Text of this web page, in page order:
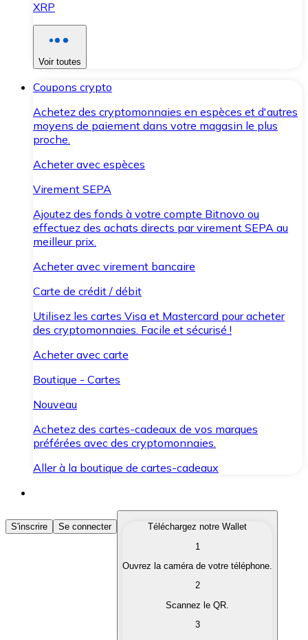
XRP
Voir toutes
Coupons crypto
Achetez des cryptomonnaies en espèces et d'autres
moyens de paiement dans votre magasin le plus
proche.
Acheter avec espèces
Virement SEPA
Ajoutez des fonds à votre compte Bitnovo ou
effectuez des achats directs par virement SEPA au
meilleur prix.
Acheter avec virement bancaire
Carte de crédit / débit
Utilisez les cartes Visa et Mastercard pour acheter
des cryptomonnaies. Facile et sécurisé !
Acheter avec carte
Boutique - Cartes
Nouveau
Achetez des cartes-cadeaux de vos marques
préférées avec des cryptomonnaies.
Aller à la boutique de cartes-cadeaux
Acheter des Cryptomonnaies
Achetez les cryptomonnaies qui vous intéressent
Convertissez vos cryptomonnaies en monnaie
S'inscrire Se connecter
Téléchargez notre Wallet
1
Ouvrez la caméra de votre téléphone.
2
Scannez le QR.
3